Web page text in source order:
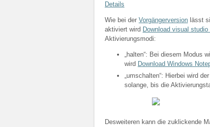
Details
Wie bei der Vorgängerversion lässt
aktiviert wird Download visual
Aktivierungsmodi:
„halten“: Bei diesem Modus
wird Download Windows
„umschalten“: Hierbei wird
solange, bis die
Desweiteren kann die zuklickende